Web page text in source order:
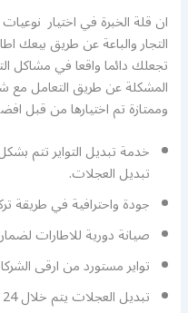
ان قلة الخبرة في اختيار
التجار والباعة عن طريق بيعك
تجعلك دائما واقعا في مشاكل
المشكلة عن طريق التعامل مع
وممتازة تم اختيارها من قبل
خدمة تبديل التواير تتم
تبديل العجلات.
جودة واحترافية في طريقة
صيانة دورية للاطارات
تواير مستورد من ارقى
تبديل العجلات يتم خلال 24 ساعة.